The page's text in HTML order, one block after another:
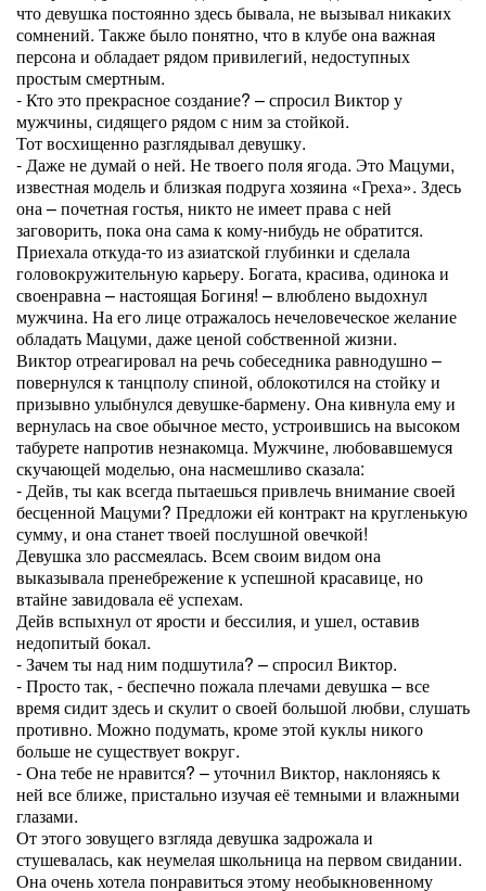
что девушка постоянно здесь бывала, не вызывал никаких
сомнений. Также было понятно, что в клубе она важная
персона и обладает рядом привилегий, недоступных
простым смертным.
- Кто это прекрасное создание? – спросил Виктор у
мужчины, сидящего рядом с ним за стойкой.
Тот восхищенно разглядывал девушку.
- Даже не думай о ней. Не твоего поля ягода. Это Мацуми,
известная модель и близкая подруга хозяина «Греха». Здесь
она – почетная гостья, никто не имеет права с ней
заговорить, пока она сама к кому-нибудь не обратится.
Приехала откуда-то из азиатской глубинки и сделала
головокружительную карьеру. Богата, красива, одинока и
своенравна – настоящая Богиня! – влюблено выдохнул
мужчина. На его лице отражалось нечеловеческое желание
обладать Мацуми, даже ценой собственной жизни.
Виктор отреагировал на речь собеседника равнодушно –
повернулся к танцполу спиной, облокотился на стойку и
призывно улыбнулся девушке-бармену. Она кивнула ему и
вернулась на свое обычное место, устроившись на высоком
табурете напротив незнакомца. Мужчине, любовавшемуся
скучающей моделью, она насмешливо сказала:
- Дейв, ты как всегда пытаешься привлечь внимание своей
бесценной Мацуми? Предложи ей контракт на кругленькую
сумму, и она станет твоей послушной овечкой!
Девушка зло рассмеялась. Всем своим видом она
выказывала пренебрежение к успешной красавице, но
втайне завидовала её успехам.
Дейв вспыхнул от ярости и бессилия, и ушел, оставив
недопитый бокал.
- Зачем ты над ним подшутила? – спросил Виктор.
- Просто так, - беспечно пожала плечами девушка – все
время сидит здесь и скулит о своей большой любви, слушать
противно. Можно подумать, кроме этой куклы никого
больше не существует вокруг.
- Она тебе не нравится? – уточнил Виктор, наклоняясь к
ней все ближе, пристально изучая её темными и влажными
глазами.
От этого зовущего взгляда девушка задрожала и
стушевалась, как неумелая школьница на первом свидании.
Она очень хотела понравиться этому необыкновенному